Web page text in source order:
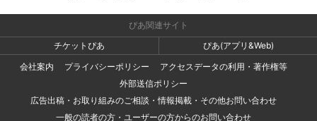
ぴあ関連サイト
チケットぴあ
ぴあ(アプリ&Web)
会社案内
プライバシーポリシー
アクセスデータの利用・著作権等
外部送信ポリシー
広告出稿・お取り組みのご相談・情報掲載・その他お問い合わせ
一般の読者の方・ユーザーの方からのお問い合わせ